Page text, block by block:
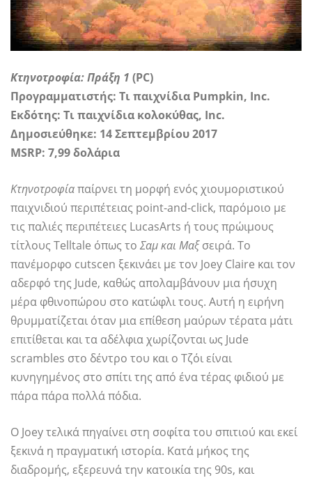
Κτηνοτροφία: Πράξη 1 (PC)
Προγραμματιστής: Τι παιχνίδια Pumpkin, Inc.
Εκδότης: Τι παιχνίδια κολοκύθας, Inc.
Δημοσιεύθηκε: 14 Σεπτεμβρίου 2017
MSRP: 7,99 δολάρια
Κτηνοτροφίαπαίρνει τη μορφή ενός χιουμοριστικού
παιχνιδιού περιπέτειας point-and-click, παρόμοιο με
τις παλιές περιπέτειες LucasArts ή τους πρώιμους
τίτλους Telltale όπως το Σαμ και Μαξσειρά. Το
πανέμορφο cutscen ξεκινάει με τον Joey Claire και τον
αδερφό της Jude, καθώς απολαμβάνουν μια ήσυχη
μέρα φθινοπώρου στο κατώφλι τους. Αυτή η ειρήνη
θρυμματίζεται όταν μια επίθεση μαύρων τέρατα μάτι
επιτίθεται και τα αδέλφια χωρίζονται ως Jude
scrambles στο δέντρο του και ο Τζόι είναι
κυνηγημένος στο σπίτι της από ένα τέρας φιδιού με
πάρα πάρα πολλά πόδια.
Ο Joey τελικά πηγαίνει στη σοφίτα του σπιτιού και εκεί
ξεκινά η πραγματική ιστορία. Κατά μήκος της
διαδρομής, εξερευνά την κατοικία της 90s, και